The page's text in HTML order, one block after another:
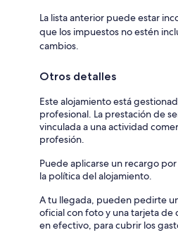
La lista anterior puede estar
que los impuestos no estén
cambios.
Otros detalles
Este alojamiento está
profesional. La prestación de
vinculada a una actividad
profesión.
Puede aplicarse un recargo
la política del alojamiento.
A tu llegada, pueden pedirte
oficial con foto y una tarjeta
en efectivo, para cubrir los